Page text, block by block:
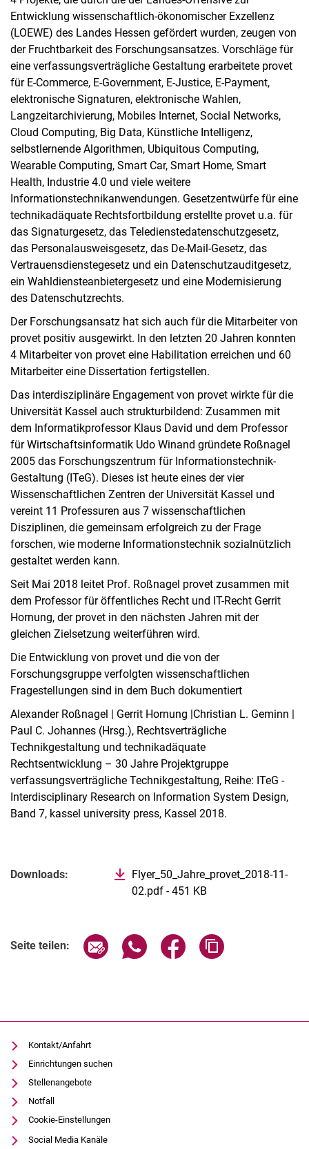
Entwicklung wissenschaftlich-ökonomischer Exzellenz
(LOEWE) des Landes Hessen gefördert wurden, zeugen von
der Fruchtbarkeit des Forschungsansatzes. Vorschläge für
eine verfassungsverträgliche Gestaltung erarbeitete provet
für E-Commerce, E-Government, E-Justice, E-Payment,
elektronische Signaturen, elektronische Wahlen,
Langzeitarchivierung, Mobiles Internet, Social Networks,
Cloud Computing, Big Data, Künstliche Intelligenz,
selbstlernende Algorithmen, Ubiquitous Computing,
Wearable Computing, Smart Car, Smart Home, Smart
Health, Industrie 4.0 und viele weitere
Informationstechnikanwendungen. Gesetzentwürfe für eine
technikadäquate Rechtsfortbildung erstellte provet u.a. für
das Signaturgesetz, das Teledienstedatenschutzgesetz,
das Personalausweisgesetz, das De-Mail-Gesetz, das
Vertrauensdienstegesetz und ein Datenschutzauditgesetz,
ein Wahldiensteanbietergesetz und eine Modernisierung
des Datenschutzrechts.
Der Forschungsansatz hat sich auch für die Mitarbeiter von
provet positiv ausgewirkt. In den letzten 20 Jahren konnten
4 Mitarbeiter von provet eine Habilitation erreichen und 60
Mitarbeiter eine Dissertation fertigstellen.
Das interdisziplinäre Engagement von provet wirkte für die
Universität Kassel auch strukturbildend: Zusammen mit
dem Informatikprofessor Klaus David und dem Professor
für Wirtschaftsinformatik Udo Winand gründete Roßnagel
2005 das Forschungszentrum für Informationstechnik-
Gestaltung (ITeG). Dieses ist heute eines der vier
Wissenschaftlichen Zentren der Universität Kassel und
vereint 11 Professuren aus 7 wissenschaftlichen
Disziplinen, die gemeinsam erfolgreich zu der Frage
forschen, wie moderne Informationstechnik sozialnützlich
gestaltet werden kann.
Seit Mai 2018 leitet Prof. Roßnagel provet zusammen mit
dem Professor für öffentliches Recht und IT-Recht Gerrit
Hornung, der provet in den nächsten Jahren mit der
gleichen Zielsetzung weiterführen wird.
Die Entwicklung von provet und die von der
Forschungsgruppe verfolgten wissenschaftlichen
Fragestellungen sind in dem Buch dokumentiert
Alexander Roßnagel | Gerrit Hornung |Christian L. Geminn |
Paul C. Johannes (Hrsg.), Rechtsverträgliche
Technikgestaltung und technikadäquate
Rechtsentwicklung – 30 Jahre Projektgruppe
verfassungsverträgliche Technikgestaltung, Reihe: ITeG -
Interdisciplinary Research on Information System Design,
Band 7, kassel university press, Kassel 2018.
Verwandte Links
Downloads:
Flyer_50_Jahre_provet_2018-11-
02.pdf - 451 KB
Seite teilen: Seite über E-Mail teilen
Seite über WhatsApp teilen
Seite über Facebook
Kontakt/Anfahrt
Einrichtungen suchen
Stellenangebote
Notfall
Cookie-Einstellungen
Social Media Kanäle